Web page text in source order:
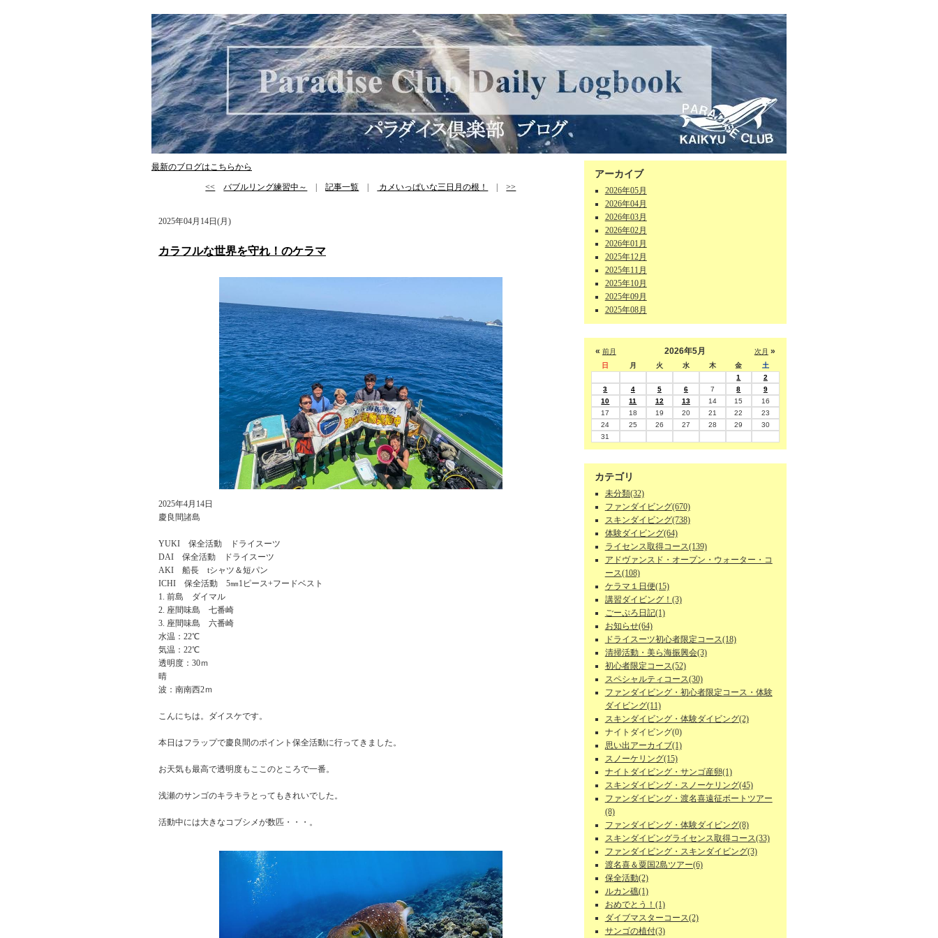
最新のブログはこちらから
<< バブルリング練習中～ |記事一覧 カメいっぱいな三日月の根！ |>>
2025年04月14日(月)
カラフルな世界を守れ！のケラマ
2025年4月14日
慶良間諸島
YUKI 保全活動 ドライスーツ
DAI 保全活動 ドライスーツ
AKI 船長 tシャツ＆短パン
ICHI 保全活動 5㎜1ピース+フードベスト
前島 ダイマル
座間味島 七番崎
座間味島 六番崎
水温：22℃
気温：22℃
透明度：30ｍ
晴
波：南南西2ｍ
こんにちは。ダイスケです。
本日はフラップで慶良間のポイント保全活動に行ってきました。
お天気も最高で透明度もここのところで一番。
浅瀬のサンゴのキラキラとってもきれいでした。
活動中には大きなコブシメが数匹・・・。
アーカイブ
2026年05月
2026年04月
2026年03月
2026年02月
2026年01月
2025年12月
2025年11月
2025年10月
2025年09月
2025年08月
« 前月 次月 »
2026年5月
日 月 火 水 木 金
土
1
2
3
4 5 6 7 8
9
10
11 12 13 14 15
16
17
18 19 20 21 22
23
24
25 26 27 28 29
30
31
カテゴリ
未分類(32)
ファンダイビング(670)
スキンダイビング(738)
体験ダイビング(64)
ライセンス取得コース(139)
アドヴァンスド・オープン・ウォーター・コ
ース(108)
ケラマ１日便(15)
講習ダイビング！(3)
ごーぷろ日記(1)
お知らせ(64)
ドライスーツ初心者限定コース(18)
清掃活動・美ら海振興会(3)
初心者限定コース(52)
スペシャルティコース(30)
ファンダイビング・初心者限定コース・体験
ダイビング(11)
スキンダイビング・体験ダイビング(2)
ナイトダイビング(0)
思い出アーカイブ(1)
スノーケリング(15)
ナイトダイビング・サンゴ産卵(1)
スキンダイビング・スノーケリング(45)
ファンダイビング・渡名喜遠征ボートツアー
(8)
ファンダイビング・体験ダイビング(8)
スキンダイビングライセンス取得コース(33)
ファンダイビング・スキンダイビング(3)
渡名喜＆粟国2島ツアー(6)
保全活動(2)
ルカン礁(1)
おめでとう！(1)
ダイブマスターコース(2)
サンゴの植付(3)